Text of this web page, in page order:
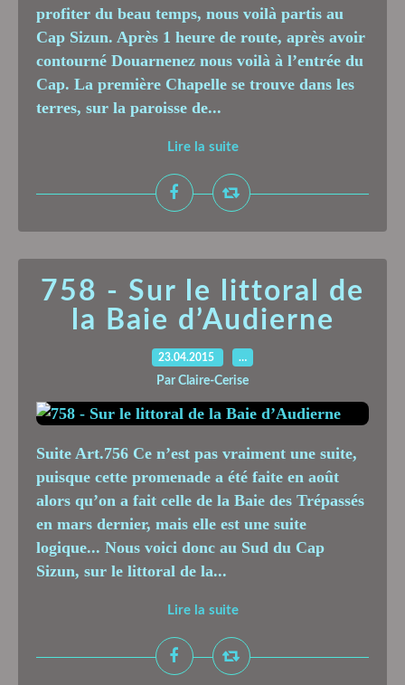
profiter du beau temps, nous voilà partis au
Cap Sizun. Après 1 heure de route, après avoir
contourné Douarnenez nous voilà à l’entrée du
Cap. La première Chapelle se trouve dans les
terres, sur la paroisse de...
Lire la suite
758 - Sur le littoral de
la Baie d’Audierne
23.04.2015 …
Par Claire-Cerise
Suite Art.756 Ce n’est pas vraiment une suite,
puisque cette promenade a été faite en août
alors qu’on a fait celle de la Baie des Trépassés
en mars dernier, mais elle est une suite
logique... Nous voici donc au Sud du Cap
Sizun, sur le littoral de la...
Lire la suite